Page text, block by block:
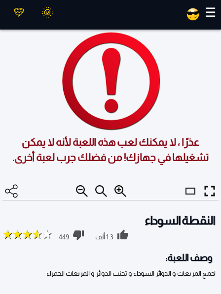
☰
عذرًا ، لا يمكنك لعب هذه اللعبة لأنه لا يمكن
تشغيلها في جهازك! من فضلك جرب لعبة أخرى.
النقطة السوداء
1.3 ألف 449
وصف اللعبة:
اجمع المربعات و الدوائر السوداء و تجنب الدوائر و المربعات الحمراء